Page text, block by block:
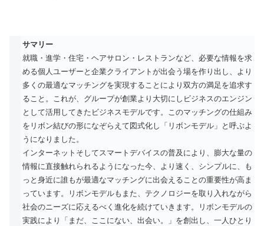
サマリー
就職・進学・住宅・ヘアサロン・レストランなど、必要な情報を求
める個人ユーザーと企業クライアントが出会う場を作り出し、より
多くの最適なマッチングを実現することにより双方の満足を追求す
ること。これが、グループが創業より大切にしビジネスのエンジン
として活用してきたビジネスモデルです。このマッチングの仕組み
をリボン結びの形になぞらえて図式化し「リボンモデル」と呼ぶよ
うになりました。
インターネットそしてスマートデバイスの普及により、膨大な量の
情報に直接触れられるようになった今、より速く、シンプルに、も
っと身近に誰もが最適なマッチングに出会えることの重要性が高ま
っています。リボンモデルもまた、テクノロジーを取り入れながら
社会のニーズに応えるべく進化を続けていきます。リボンモデルの
実践により「まだ、ここにない、出会い。」を創出し、一人ひとり